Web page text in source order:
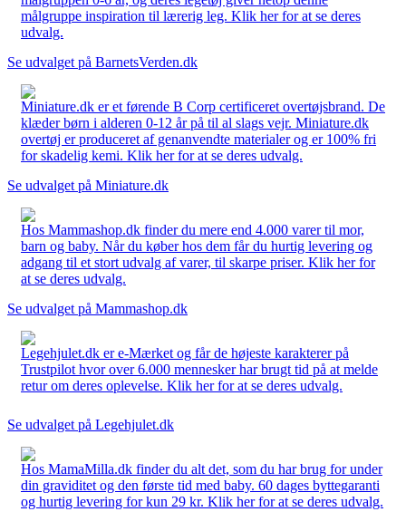
målgruppe inspiration til lærerig leg. Klik her for at se deres
udvalg.
Se udvalget på BarnetsVerden.dk
Miniature.dk er et førende B Corp certificeret overtøjsbrand. De
klæder børn i alderen 0-12 år på til al slags vejr. Miniature.dk
overtøj er produceret af genanvendte materialer og er 100% fri
for skadelig kemi. Klik her for at se deres udvalg.
Se udvalget på Miniature.dk
Hos Mammashop.dk finder du mere end 4.000 varer til mor,
barn og baby. Når du køber hos dem får du hurtig levering og
adgang til et stort udvalg af varer, til skarpe priser. Klik her for
at se deres udvalg.
Se udvalget på Mammashop.dk
Legehjulet.dk er e-Mærket og får de højeste karakterer på
Trustpilot hvor over 6.000 mennesker har brugt tid på at melde
retur om deres oplevelse. Klik her for at se deres udvalg.
Se udvalget på Legehjulet.dk
Hos MamaMilla.dk finder du alt det, som du har brug for under
din graviditet og den første tid med baby. 60 dages byttegaranti
og hurtig levering for kun 29 kr. Klik her for at se deres udvalg.